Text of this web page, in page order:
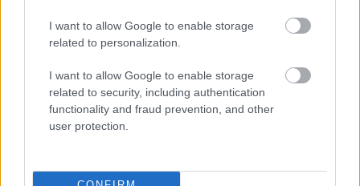
I want to allow Google to enable storage
related to personalization.
I want to allow Google to enable storage
related to security, including authentication
functionality and fraud prevention, and other
user protection.
https://p1race.hu
- Advertisment -